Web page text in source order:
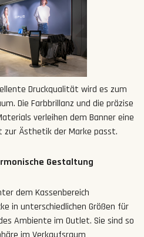
Druckqualität wird es zum
Die Farbbrillanz und die präzise
verleihen dem Banner eine
Ästhetik der Marke passt.
Gestaltung
dem Kassenbereich
in unterschiedlichen Größen für
Ambiente im Outlet. Sie sind so